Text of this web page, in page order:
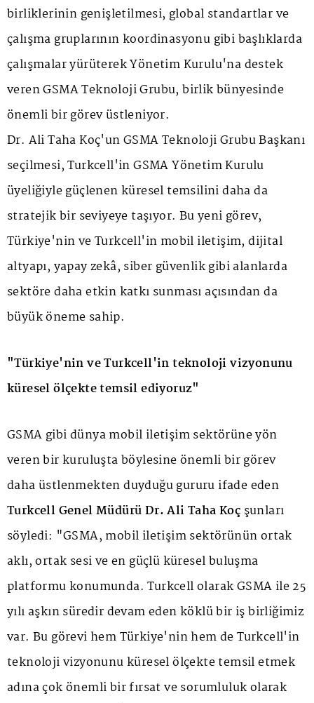
birliklerinin genişletilmesi, global standartlar ve
çalışma gruplarının koordinasyonu gibi başlıklarda
çalışmalar yürüterek Yönetim Kurulu'na destek
veren GSMA Teknoloji Grubu, birlik bünyesinde
önemli bir görev üstleniyor.
Dr. Ali Taha Koç'un GSMA Teknoloji Grubu Başkanı
seçilmesi, Turkcell'in GSMA Yönetim Kurulu
üyeliğiyle güçlenen küresel temsilini daha da
stratejik bir seviyeye taşıyor. Bu yeni görev,
Türkiye'nin ve Turkcell'in mobil iletişim, dijital
altyapı, yapay zekâ, siber güvenlik gibi alanlarda
sektöre daha etkin katkı sunması açısından da
büyük öneme sahip.
"Türkiye'nin ve Turkcell'in teknoloji vizyonunu
küresel ölçekte temsil ediyoruz"
GSMA gibi dünya mobil iletişim sektörüne yön
veren bir kuruluşta böylesine önemli bir görev
daha üstlenmekten duyduğu gururu ifade eden
Turkcell Genel Müdürü Dr. Ali Taha Koç şunları
söyledi: "GSMA, mobil iletişim sektörünün ortak
aklı, ortak sesi ve en güçlü küresel buluşma
platformu konumunda. Turkcell olarak GSMA ile 25
yılı aşkın süredir devam eden köklü bir iş birliğimiz
var. Bu görevi hem Türkiye'nin hem de Turkcell'in
teknoloji vizyonunu küresel ölçekte temsil etmek
adına çok önemli bir fırsat ve sorumluluk olarak